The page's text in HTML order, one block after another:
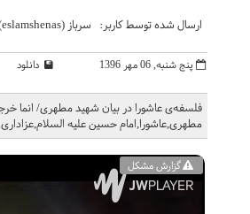
گزارش مشکل
مطهری,عاشورا,امام حسین علیه السلام,عزاداری
پنج شنبه, 06 مهر 1396 دانلود
ارسال شده توسط کاربر: سرباز (eslamshenas)